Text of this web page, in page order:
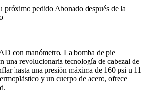
próximo pedido Abonado después de la
con manómetro. La bomba de pie
una revolucionaria tecnología de cabezal de
hasta una presión máxima de 160 psi u 11
y un cuerpo de acero, ofrece